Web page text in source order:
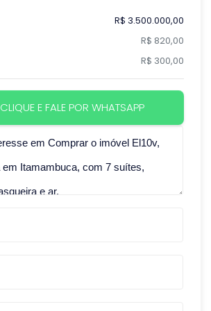
R$ 3.500.000,00
R$ 820,00
R$ 300,00
CLIQUE E FALE POR WHATSAPP